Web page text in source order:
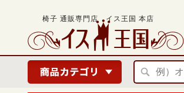
椅子 通販専門店 イス王国 本店